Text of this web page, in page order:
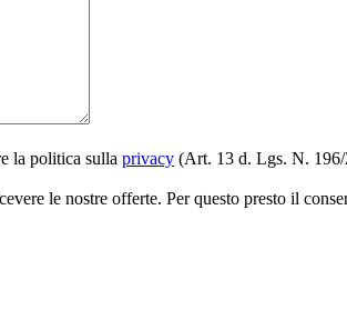
la politica sulla privacy (Art. 13 d. Lgs. N.
le nostre offerte. Per questo presto il